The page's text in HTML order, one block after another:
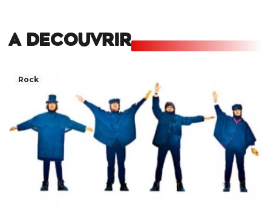
A DECOUVRIR
Rock